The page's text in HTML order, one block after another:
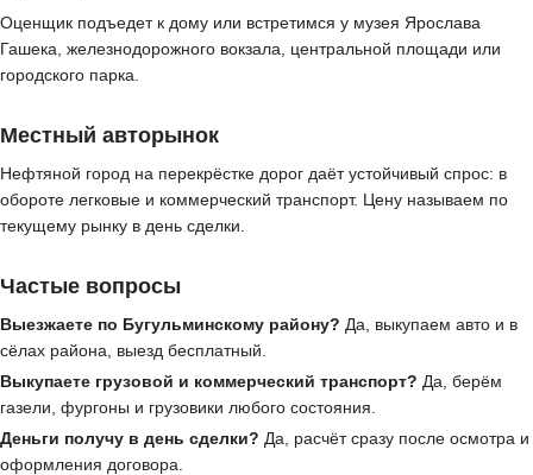
Оценщик подъедет к дому или встретимся у музея Ярослава
Гашека, железнодорожного вокзала, центральной площади или
городского парка.
Местный авторынок
Нефтяной город на перекрёстке дорог даёт устойчивый спрос: в
обороте легковые и коммерческий транспорт. Цену называем по
текущему рынку в день сделки.
Частые вопросы
Выезжаете по Бугульминскому району? Да, выкупаем авто и в
сёлах района, выезд бесплатный.
Выкупаете грузовой и коммерческий транспорт? Да, берём
газели, фургоны и грузовики любого состояния.
Деньги получу в день сделки? Да, расчёт сразу после осмотра и
оформления договора.